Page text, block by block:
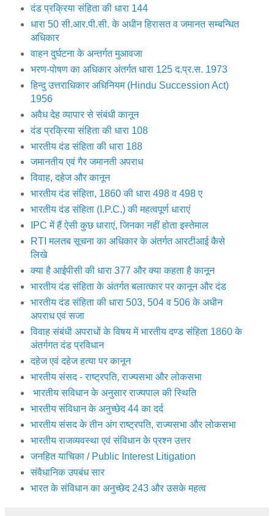
दंड प्रक्रिया संहिता की धारा 144
धारा 50 सी.आर.पी.सी. के अधीन हिरासत व जमानत सम्बन्धित
अधिकार
वाहन दुर्घटना के अन्तर्गत मुआवजा
भरण-पोषण का अधिकार अंतर्गत धारा 125 द.प्र.स. 1973
हिन्दु उत्तराधिकार अधिनियम (Hindu Succession Act)
1956
अवैध देह व्यापार से संबंधी कानून
दंड प्रक्रिया संहिता की धारा 108
भारतीय दंड संहिता की धारा 188
जमानतीय एवं गैर जमानती अपराध
विवाह, दहेज और कानून
भारतीय दंड संहिता, 1860 की धारा 498 व 498 ए
भारतीय दंड संहिता (I.P.C.) की महत्वपूर्ण धाराएं
IPC में हैं ऐसी कुछ धाराएं, जिनका नहीं होता इस्तेमाल
RTI मलतब सूचना का अधिकार के अंतर्गत आरटीआई कैसे
लिखे
क्‍या है आईपीसी की धारा 377 और क्या कहता है कानून
भारतीय दंड संहिता के अंतर्गत बलात्कार पर कानून और दंड
भारतीय दंड संहिता की धारा 503, 504 व 506 के अधीन
अपराध एवं सजा
विवाह संबंधी अपराधों के विषय में भारतीय दण्ड संहिता 1860 के
अंतर्गगत दंड प्रविधान
दहेज एवं दहेज हत्या पर कानून
भारतीय संसद - राष्ट्रपति, राज्यसभा और लोकसभा
भारतीय सविधान के अनुसार राज्यपाल की स्थिति
भारतीय संविधान के अनुच्छेद 44 का दर्द
भारतीय संसद के तीन अंग राष्ट्रपति, राज्यसभा और लोकसभा
भारतीय राजव्यवस्था एवं संविधान के प्रश्न उत्तर
जनहित याचिका / Public Interest Litigation
संवैधानिक उपबंध सार
भारत के संविधान का अनुच्छेद 243 और उसके महत्व